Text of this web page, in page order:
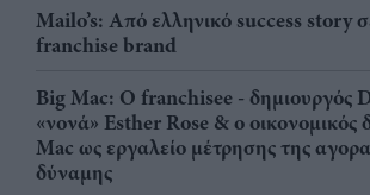
Mailo’s: Από ελληνικό success story
franchise brand
Big Mac: Ο franchisee - δημιουργός
«νονά» Esther Rose & ο οικονομικός
Mac ως εργαλείο μέτρησης της
δύναμης